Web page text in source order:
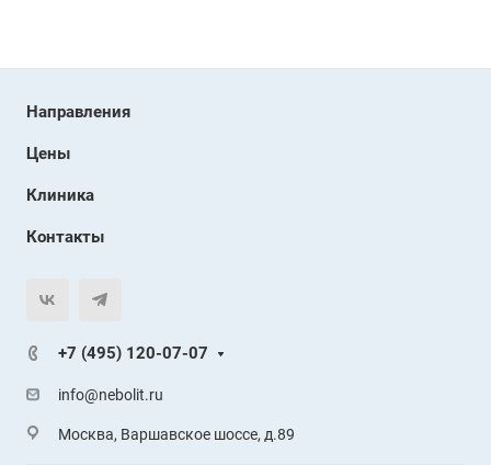
Направления
Цены
Клиника
Контакты
+7 (495) 120-07-07
info@nebolit.ru
Москва, Варшавское шоссе, д.89